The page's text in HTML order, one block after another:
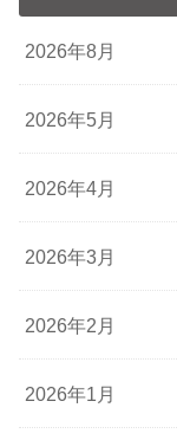
2026年8月
2026年5月
2026年4月
2026年3月
2026年2月
2026年1月